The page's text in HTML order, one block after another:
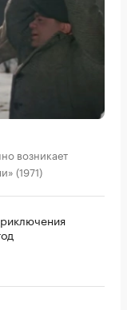
возникает
(1971)